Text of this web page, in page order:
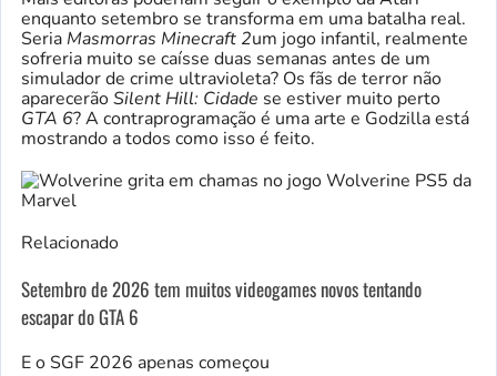
enquanto setembro se transforma em uma batalha real.
Seria Masmorras Minecraft 2um jogo infantil, realmente
sofreria muito se caísse duas semanas antes de um
simulador de crime ultravioleta? Os fãs de terror não
aparecerãoSilent Hill: Cidade se estiver muito perto
GTA 6? A contraprogramação é uma arte e Godzilla está
mostrando a todos como isso é feito.
Relacionado
Setembro de 2026 tem muitos videogames novos tentando
escapar do GTA 6
E o SGF 2026 apenas começou